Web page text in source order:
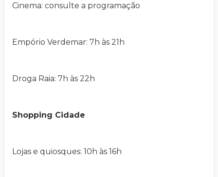
Cinema: consulte a programação
Empório Verdemar: 7h às 21h
Droga Raia: 7h às 22h
Shopping Cidade
Lojas e quiosques: 10h às 16h